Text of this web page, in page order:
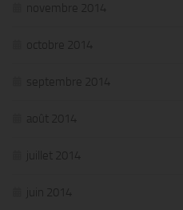
novembre 2014
octobre 2014
septembre 2014
août 2014
juillet 2014
juin 2014